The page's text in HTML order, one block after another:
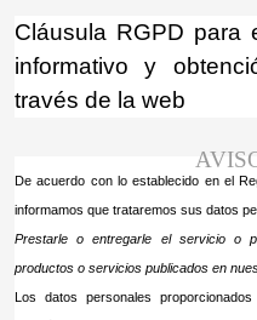
Cláusula RGPD para
informativo y
través de la web
De acuerdo con lo establecido en el
informamos que trataremos sus datos
Prestarle o entregarle el servicio o
productos o servicios publicados en
Los datos personales